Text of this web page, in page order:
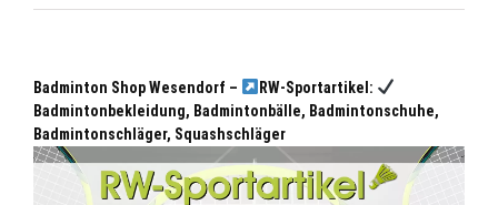
Badminton Shop Wesendorf –
RW-Sportartikel:
Badmintonbekleidung, Badmintonbälle, Badmintonschuhe,
Badmintonschläger, Squashschläger